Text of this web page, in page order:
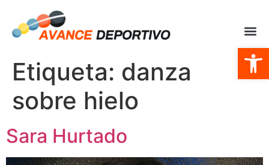
Abrir
Etiqueta: danza
sobre hielo
Sara Hurtado